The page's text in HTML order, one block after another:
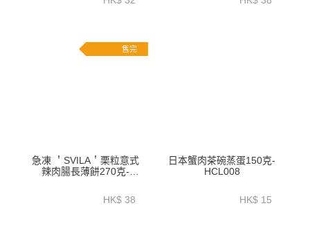
售完
急凍 ＇SVILA＇栗粒意式
辣肉腸長薄餅270克-
HK$ 38
日本蟹肉茶碗蒸蛋150克-
HCL008
HK$ 15